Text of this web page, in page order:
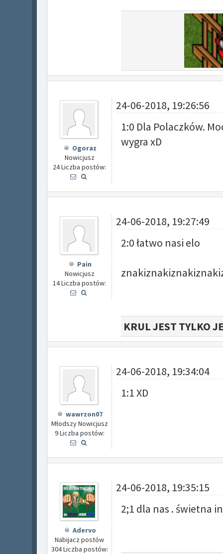
Ogoraz
Nowicjusz
24 Liczba postów:
24-06-2018, 19:26:56
1:0 Dla Polaczków.
wygra xD
Pain
Nowicjusz
14 Liczba postów:
24-06-2018, 19:27:49
2:0 łatwo nasi elo
KRUL JEST TYLKO
wawrzon07
Młodszy Nowicjusz
9 Liczba postów:
24-06-2018, 19:34:04
1:1 XD
Adervo
Nabijacz postów
304 Liczba postów:
24-06-2018, 19:35:15
2;1 dla nas . świetna